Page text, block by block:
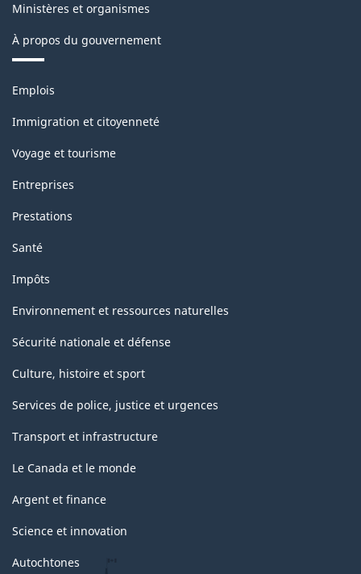
Ministères et organismes
À propos du gouvernement
Thèmes
sujets
Emplois
Immigration et citoyenneté
Voyage et tourisme
Entreprises
Prestations
Santé
Impôts
Environnement et ressources naturelles
Sécurité nationale et défense
Culture, histoire et sport
Services de police, justice et urgences
Transport et infrastructure
Le Canada et le monde
Argent et finance
Science et innovation
Autochtones